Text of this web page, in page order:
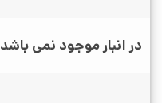
در انبار موجود نمی باشد